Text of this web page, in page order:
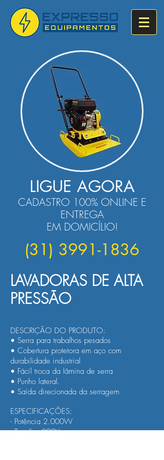
LIGUE AGORA
CADASTRO 100% ONLINE E
ENTREGA
EM DOMICÍLIO!
(31) 3991-1836
LAVADORAS DE ALTA
PRESSÃO
DESCRIÇÃO DO PRODUTO:
• Serra para trabalhos pesados
• Cobertura protetora em aço com
durabilidade industrial
• Fácil troca da lâmina de serra
• Punho lateral.
• Saída direcionada da serragem
ESPECIFICAÇÕES:
- Potência 2.000W
- Tensão: 220V